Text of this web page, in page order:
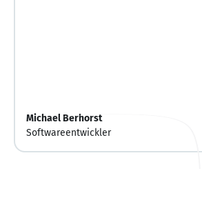
Michael Berhorst
Softwareentwickler